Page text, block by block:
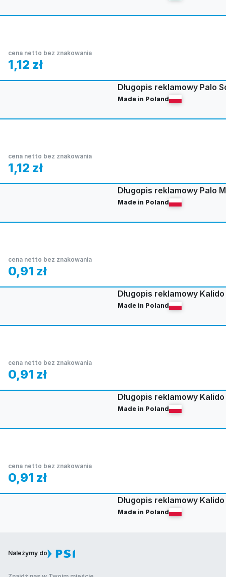
cena netto bez znakowania
1,12 zł
Długopis reklamowy Palo
Made in Poland
cena netto bez znakowania
1,12 zł
Długopis reklamowy Palo
Made in Poland
cena netto bez znakowania
0,91 zł
Długopis reklamowy
Made in Poland
cena netto bez znakowania
0,91 zł
Długopis reklamowy
Made in Poland
cena netto bez znakowania
0,91 zł
Długopis reklamowy Kalido
Made in Poland
Należymy do